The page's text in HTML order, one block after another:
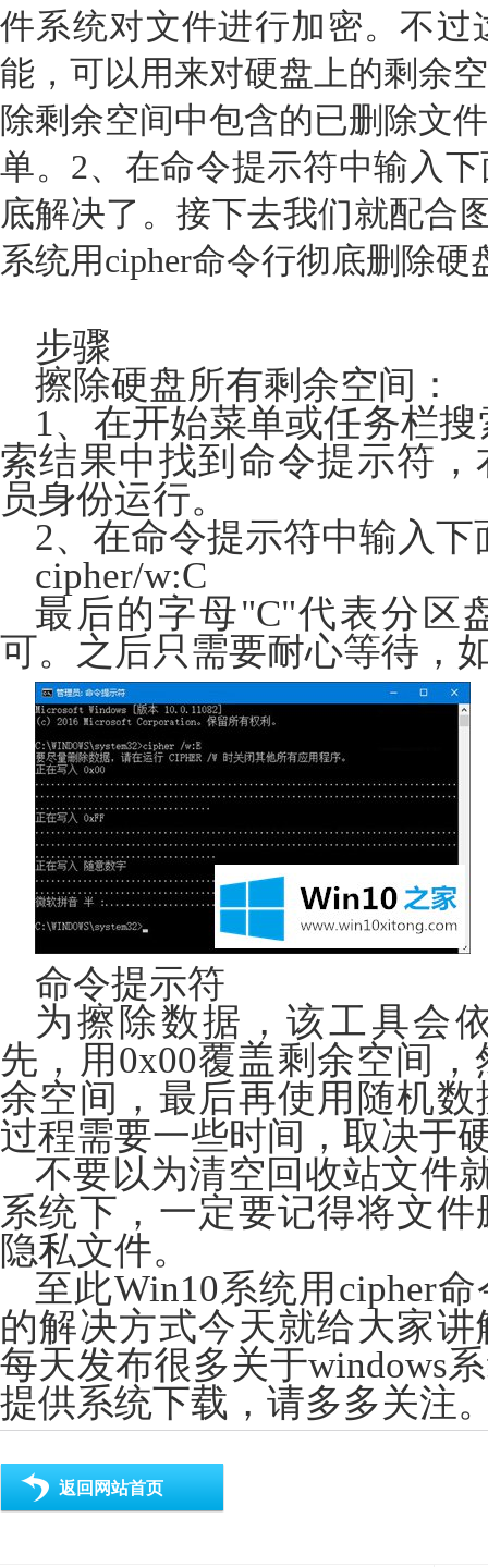
件系统对文件进行加密。不
能，可以用来对硬盘上的剩余
除剩余空间中包含的已删除文
单。2、在命令提示符中输入
底解决了。接下去我们就配合
系统用cipher命令行彻底删除
步骤
擦除硬盘所有剩余空间：
1、在开始菜单或任务栏
索结果中找到命令提示符
员身份运行。
2、在命令提示符中输入
cipher/w:C
最后的字母"C"代表分区
可。之后只需要耐心等待，
命令提示符
为擦除数据，该工具会
先，用0x00覆盖剩余空间
余空间，最后再使用随机
过程需要一些时间，取决于
不要以为清空回收站文件
系统下，一定要记得将文
隐私文件。
至此Win10系统用cipher
的解决方式今天就给大家
每天发布很多关于windows
提供系统下载，请多多关注
返回网站首页